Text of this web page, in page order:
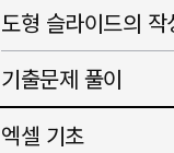
도형 슬라이드의 작
기출문제 풀이
엑셀 기초